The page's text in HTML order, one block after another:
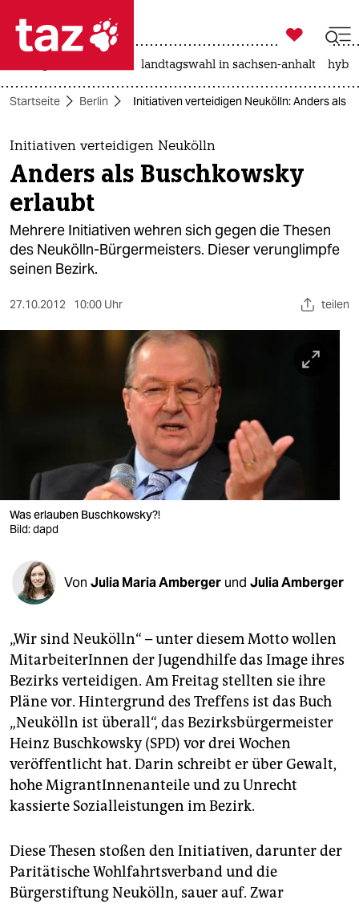
 taz zahl ich
taz zahl ich
themen
politik
öko
gesellschaft
sport
verlag
verlag
veranstaltungen
shop
fragen & hilfe
unterstützen
abo
genossenschaft
epaper login

taz zahl ich
landtagswahl in sachsen-anhalt
Startseite Berlin Initiativen verteidigen Neukölln: Anders als
Initiativen verteidigen Neukölln
Anders als Buschkowsky
erlaubt
Mehrere Initiativen wehren sich gegen die Thesen
des Neukölln-Bürgermeisters. Dieser verunglimpfe
seinen Bezirk.
27.10.2012 10:00 Uhr teilen
Was erlauben Buschkowsky?!
Bild: dapd
Von Julia Maria Amberger und Julia Amberger
„Wir sind Neukölln“ – unter diesem Motto wollen
MitarbeiterInnen der Jugendhilfe das Image ihres
Bezirks verteidigen. Am Freitag stellten sie ihre
Pläne vor. Hintergrund des Treffens ist das Buch
„Neukölln ist überall“, das Bezirksbürgermeister
Heinz Buschkowsky (SPD) vor drei Wochen
veröffentlicht hat. Darin schreibt er über Gewalt,
hohe MigrantInnenanteile und zu Unrecht
kassierte Sozialleistungen im Bezirk.
Diese Thesen stoßen den Initiativen, darunter der
Paritätische Wohlfahrtsverband und die
Bürgerstiftung Neukölln, sauer auf. Zwar